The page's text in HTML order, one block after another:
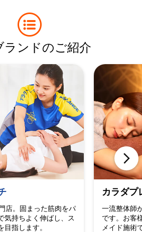
ランドのご紹介
店。固まった筋肉をパ
気持ちよく伸ばし、ス
目指します。
カラダプ
一流整体師
です。お客
メイド施術